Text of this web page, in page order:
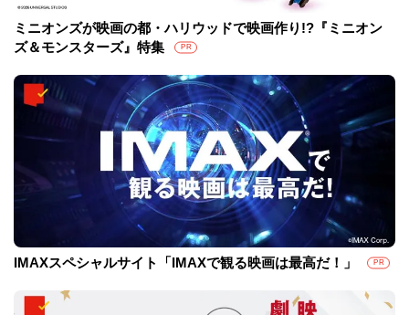
ミニオンズが映画の都・ハリウッドで映画作り!?『ミニオン
ズ＆モンスターズ』特集
PR
IMAXスペシャルサイト「IMAXで観る映画は最高だ！」 PR